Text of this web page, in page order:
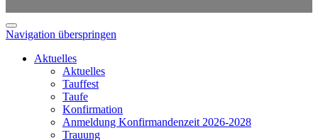
Navigation überspringen
Aktuelles
Aktuelles
Tauffest
Taufe
Konfirmation
Anmeldung Konfirmandenzeit 2026-2028
Trauung